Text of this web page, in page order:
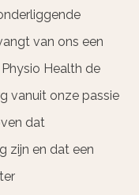
van ons een
Health de
vanuit onze passie
dat
zijn en dat een